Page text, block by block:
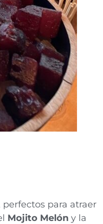
para atraer
Mojito Melón y la